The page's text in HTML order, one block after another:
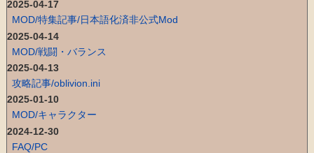
2025-04-17
MOD/特集記事/日本語化済非公式Mod
2025-04-14
MOD/戦闘・バランス
2025-04-13
攻略記事/oblivion.ini
2025-01-10
MOD/キャラクター
2024-12-30
FAQ/PC